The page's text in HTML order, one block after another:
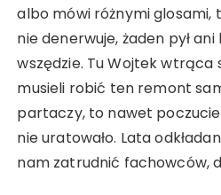
albo mówi różnymi glosami,
nie denerwuje, żaden pył
wszędzie. Tu Wojtek wtrąca
musieli robić ten remont
partaczy, to nawet
nie uratowało. Lata
nam zatrudnić fachowców,